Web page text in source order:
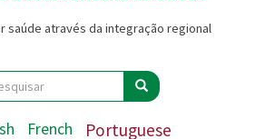
saúde através da integração regional
Pesquisar
French Portuguese